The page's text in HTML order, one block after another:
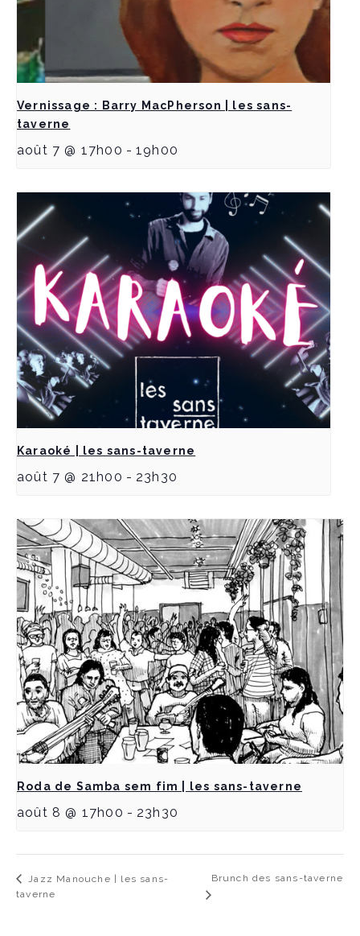
Vernissage : Barry MacPherson | les sans-
taverne
août 7 @ 17h00 - 19h00
Karaoké | les sans-taverne
août 7 @ 21h00 - 23h30
Roda de Samba sem fim | les sans-taverne
août 8 @ 17h00 - 23h30
Jazz Manouche | les sans-
taverne
Brunch des sans-taverne